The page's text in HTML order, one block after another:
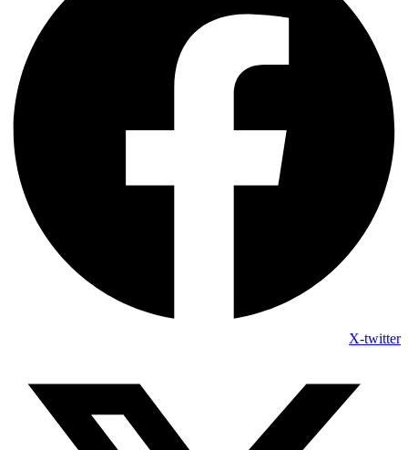
X-twitter